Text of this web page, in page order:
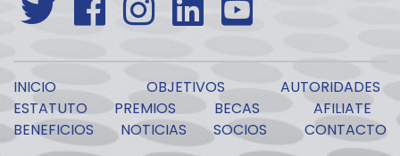
INICIO OBJETIVOS
AUTORIDADES
ESTATUTO
PREMIOS BECAS
AFILIATE
BENEFICIOS
NOTICIAS SOCIOS CONTACTO